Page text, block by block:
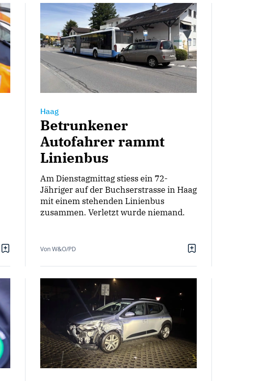
Haag
Betrunkener
Autofahrer rammt
Linienbus
Am Dienstagmittag stiess ein 72-
Jähriger auf der Buchserstrasse in Haag
mit einem stehenden Linienbus
zusammen. Verletzt wurde niemand.
Von W&O/PD